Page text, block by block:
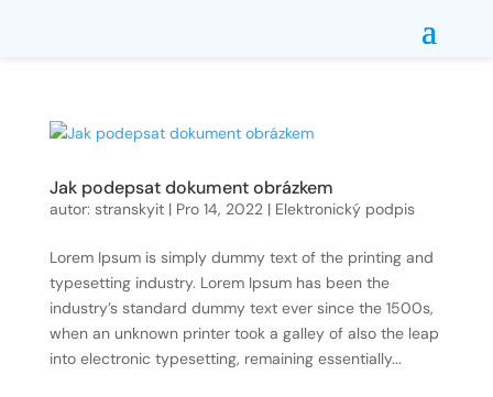
Jak podepsat dokument obrázkem
autor: stranskyit| Pro 14, 2022| Elektronický podpis
Lorem Ipsum is simply dummy text of the printing and
typesetting industry. Lorem Ipsum has been the
industry’s standard dummy text ever since the 1500s,
when an unknown printer took a galley of also the leap
into electronic typesetting, remaining essentially...